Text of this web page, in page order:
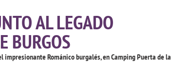
AL LEGADO
BURGOS
impresionante Románico burgalés, en Camping Puerta de la